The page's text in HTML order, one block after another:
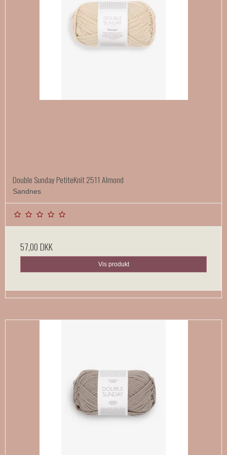
Double Sunday PetiteKnit 2511 Almond
Sandnes
57,00 DKK
Vis produkt